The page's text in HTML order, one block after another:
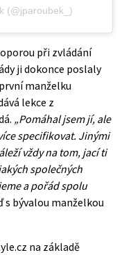
(@jparoubek_)
při zvládání
ji dokonce poslaly
manželku
lekce z
„Pomáhal jsem jí, ale
specifikovat. Jinými
vždy na tom, jací ti
společných
a pořád spolu
bývalou manželkou
na základě